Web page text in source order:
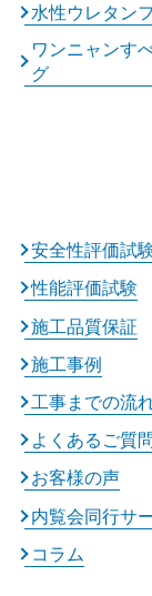
水性ウレタン
ワンニャンす
グ
安全性評価試
性能評価試験
施工品質保証
施工事例
工事までの流
よくあるご質
お客様の声
内覧会同行サ
コラム